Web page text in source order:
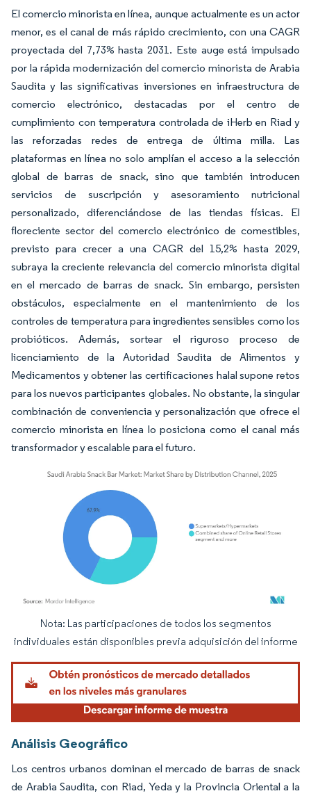
El comercio minorista en línea, aunque actualmente es un actor
menor, es el canal de más rápido crecimiento, con una CAGR
proyectada del 7,73% hasta 2031. Este auge está impulsado
por la rápida modernización del comercio minorista de Arabia
Saudita y las significativas inversiones en infraestructura de
comercio electrónico, destacadas por el centro de
cumplimiento con temperatura controlada de iHerb en Riad y
las reforzadas redes de entrega de última milla. Las
plataformas en línea no solo amplían el acceso a la selección
global de barras de snack, sino que también introducen
servicios de suscripción y asesoramiento nutricional
personalizado, diferenciándose de las tiendas físicas. El
floreciente sector del comercio electrónico de comestibles,
previsto para crecer a una CAGR del 15,2% hasta 2029,
subraya la creciente relevancia del comercio minorista digital
en el mercado de barras de snack. Sin embargo, persisten
obstáculos, especialmente en el mantenimiento de los
controles de temperatura para ingredientes sensibles como los
probióticos. Además, sortear el riguroso proceso de
licenciamiento de la Autoridad Saudita de Alimentos y
Medicamentos y obtener las certificaciones halal supone retos
para los nuevos participantes globales. No obstante, la singular
combinación de conveniencia y personalización que ofrece el
comercio minorista en línea lo posiciona como el canal más
transformador y escalable para el futuro.
Imagen © Mordor Intelligence. El uso requiere atribución según CC BY 4.0.
Nota: Las participaciones de todos los segmentos
individuales están disponibles previa adquisición del informe
Análisis Geográfico
Los centros urbanos dominan el mercado de barras de snack
de Arabia Saudita, con Riad, Yeda y la Provincia Oriental a la